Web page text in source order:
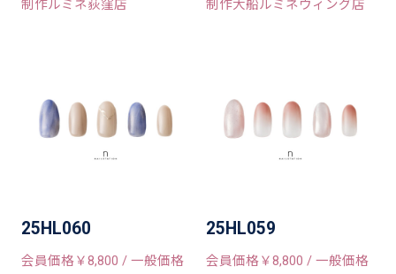
制作ルミネ荻窪店 制作大船ルミネウィング店
25HL060
会員価格￥8,800 / 一般価格
25HL059
会員価格￥8,800 / 一般価格